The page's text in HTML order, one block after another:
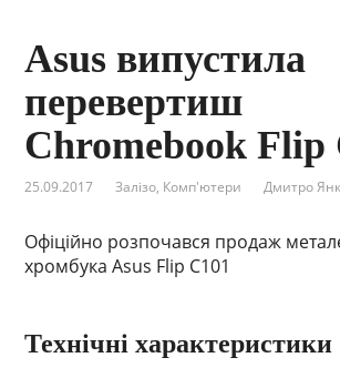
Asus випустила
перевертиш
Chromebook Flip
25.09.2017 Залізо, Комп'ютери Дмитро
Офіційно розпочався продаж
хромбука Asus Flip C101
Технічні характеристики